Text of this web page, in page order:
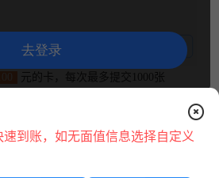
去登录
元的卡，每次最多提交1000张
，可随时提现，系统自动处理。
到账，如无面值信息选择自定义